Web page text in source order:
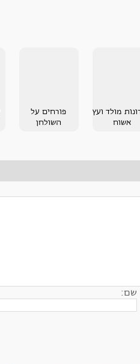
מולד ועץ
אשוח
פורחים על
השולחן
שם: